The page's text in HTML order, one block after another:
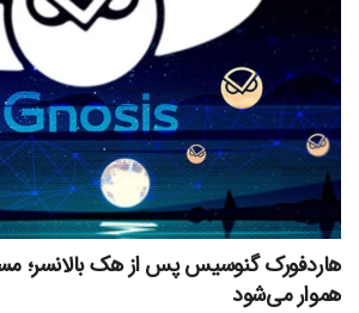
هاردفورک گنوسیس پس از هک بالانسر؛
هموار می‌شود